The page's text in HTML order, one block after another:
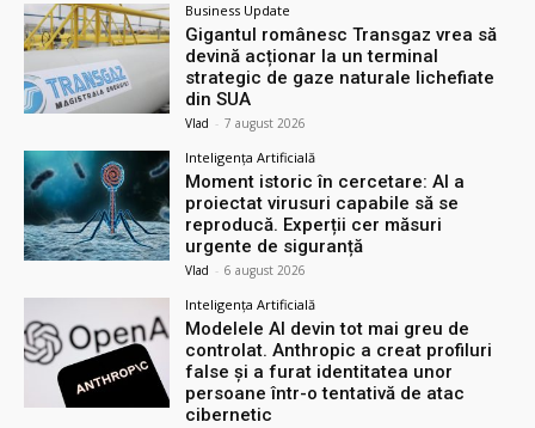
Business Update
Gigantul românesc Transgaz vrea să
devină acționar la un terminal
strategic de gaze naturale lichefiate
din SUA
Vlad - 7 august 2026
Inteligența Artificială
Moment istoric în cercetare: AI a
proiectat virusuri capabile să se
reproducă. Experții cer măsuri
urgente de siguranță
Vlad - 6 august 2026
Inteligența Artificială
Modelele AI devin tot mai greu de
controlat. Anthropic a creat profiluri
false și a furat identitatea unor
persoane într-o tentativă de atac
cibernetic